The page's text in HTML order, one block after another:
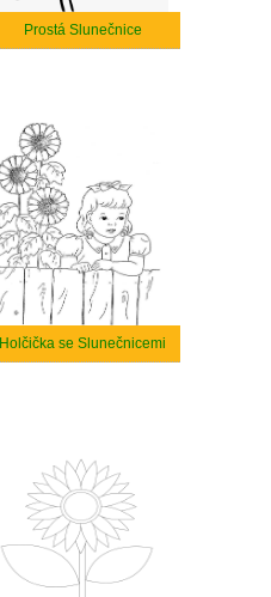
Prostá Slunečnice
Holčička se Slunečnicemi